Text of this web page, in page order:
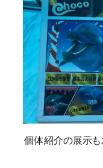
個体紹介の展示